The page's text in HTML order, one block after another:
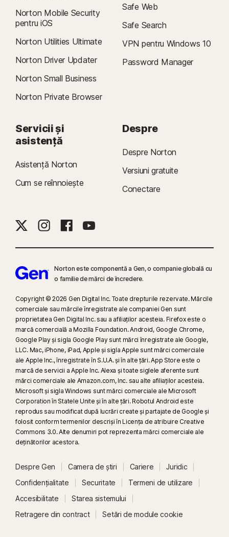
Norton Mobile Security
pentru iOS
Norton Utilities Ultimate
Norton Driver Updater
Norton Small Business
Norton Private Browser
Safe Web
Safe Search
VPN pentru Windows 10
Password Manager
Servicii și
asistență
Asistență Norton
Cum se reînnoiește
Despre
Despre Norton
Versiuni gratuite
Conectare
Norton este componentă a Gen, o companie globală cu
o familie de mărci de încredere.
Copyright © 2026 Gen Digital Inc. Toate drepturile rezervate. Mărcile
comerciale sau mărcile înregistrate ale companiei Gen sunt
proprietatea Gen Digital Inc. sau a afiliaților acesteia. Firefox este o
marcă comercială a Mozilla Foundation. Android, Google Chrome,
Google Play și sigla Google Play sunt mărci înregistrate ale Google,
LLC. Mac, iPhone, iPad, Apple și sigla Apple sunt mărci comerciale
ale Apple Inc., înregistrate în S.U.A. și în alte țări. App Store este o
marcă de servicii a Apple Inc. Alexa și toate siglele aferente sunt
mărci comerciale ale Amazon.com, Inc. sau alte afiliaților acesteia.
Microsoft și sigla Windows sunt mărci comerciale ale Microsoft
Corporation în Statele Unite și în alte țări. Robotul Android este
reprodus sau modificat după lucrări create și partajate de Google și
folosit conform termenilor descriși în Licența de atribuire Creative
Commons 3.0. Alte denumiri pot reprezenta mărci comerciale ale
deţinătorilor acestora.
Despre Gen Camera de știri Cariere
Juridic
Confidențialitate
Securitate
Termeni de utilizare
Accesibilitate
Starea sistemului
Retragere din contract
Setări de module cookie